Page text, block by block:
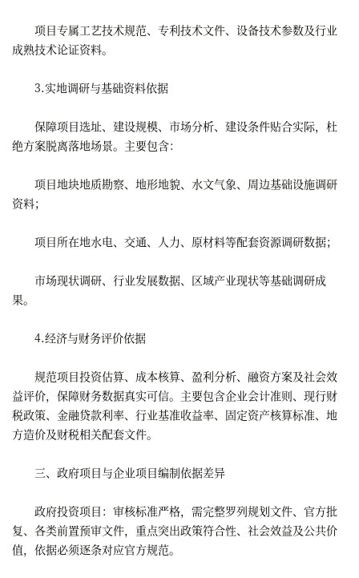
项目专属工艺技术规范、专利技术文件、设备技术参数及行业
成熟技术论证资料。
3.实地调研与基础资料依据
保障项目选址、建设规模、市场分析、建设条件贴合实际，杜
绝方案脱离落地场景。主要包含：
项目地块地质勘察、地形地貌、水文气象、周边基础设施调研
资料；
项目所在地水电、交通、人力、原材料等配套资源调研数据；
市场现状调研、行业发展数据、区域产业现状等基础调研成
果。
4.经济与财务评价依据
规范项目投资估算、成本核算、盈利分析、融资方案及社会效
益评价，保障财务数据真实可信。主要包含企业会计准则、现行财
税政策、金融贷款利率、行业基准收益率、固定资产核算标准、地
方造价及财税相关配套文件。
三、政府项目与企业项目编制依据差异
政府投资项目：审核标准严格，需完整罗列规划文件、官方批
复、各类前置预审文件，重点突出政策符合性、社会效益及公共价
值，依据必须逐条对应官方规范。